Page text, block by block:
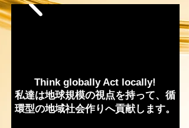
Think globally Act locally!
私達は地球規模の視点を持って、循
環型の地域社会作りへ貢献します。